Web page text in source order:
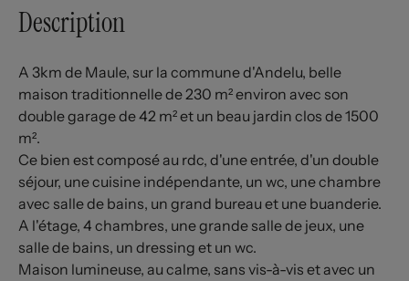
Description
A 3km de Maule, sur la commune d'Andelu, belle
maison traditionnelle de 230 m² environ avec son
double garage de 42 m² et un beau jardin clos de 1500
m².
Ce bien est composé au rdc, d'une entrée, d'un double
séjour, une cuisine indépendante, un wc, une chambre
avec salle de bains, un grand bureau et une buanderie.
A l'étage, 4 chambres, une grande salle de jeux, une
salle de bains, un dressing et un wc.
Maison lumineuse, au calme, sans vis-à-vis et avec un